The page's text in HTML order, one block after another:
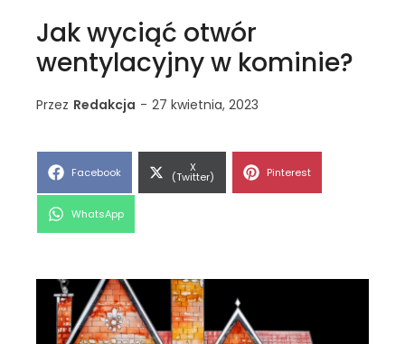
Jak wyciąć otwór
wentylacyjny w kominie?
Przez Redakcja - 27 kwietnia, 2023
Share
Facebook Share
on
X
(Twitter) Share
Pinterest
Share
WhatsApp